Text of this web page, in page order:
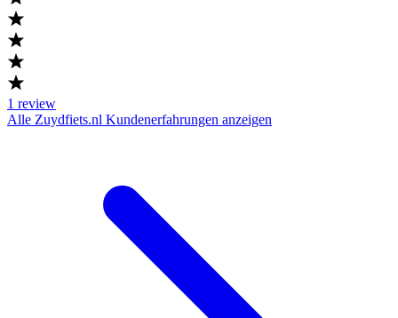
1 review
Alle Zuydfiets.nl Kundenerfahrungen anzeigen